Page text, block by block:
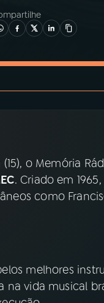
o Memória
. Criado em
como
melhores
na vida musical